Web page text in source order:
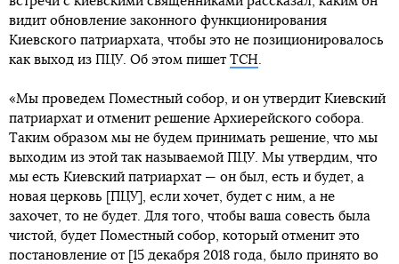
видит обновление законного функционирования
Киевского патриархата, чтобы это не позиционировалось
как выход из ПЦУ. Об этом пишет ТСН.
«Мы проведем Поместный собор, и он утвердит Киевский
патриархат и отменит решение Архиерейского собора.
Таким образом мы не будем принимать решение, что мы
выходим из этой так называемой ПЦУ. Мы утвердим, что
мы есть Киевский патриархат — он был, есть и будет, а
новая церковь [ПЦУ], если хочет, будет с ним, а не
захочет, то не будет. Для того, чтобы ваша совесть была
чистой, будет Поместный собор, который отменит это
постановление от [15 декабря 2018 года, было принято во